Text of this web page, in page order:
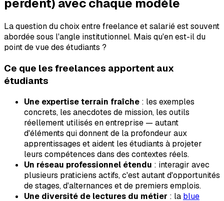
perdent) avec chaque modèle
La question du choix entre freelance et salarié est souvent
abordée sous l'angle institutionnel. Mais qu'en est-il du
point de vue des étudiants ?
Ce que les freelances apportent aux
étudiants
Une expertise terrain fraîche : les exemples
concrets, les anecdotes de mission, les outils
réellement utilisés en entreprise — autant
d'éléments qui donnent de la profondeur aux
apprentissages et aident les étudiants à projeter
leurs compétences dans des contextes réels.
Un réseau professionnel étendu : interagir avec
plusieurs praticiens actifs, c'est autant d'opportunités
de stages, d'alternances et de premiers emplois.
Une diversité de lectures du métier : la blue